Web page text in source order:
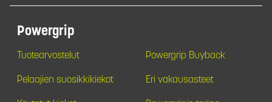
Powergrip
Tuotearvostelut Powergrip Buyback
Pelaajien suosikkikiekot Eri vakausasteet